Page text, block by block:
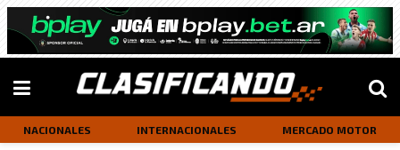
NACIONALES INTERNACIONALES MERCADO MOTOR